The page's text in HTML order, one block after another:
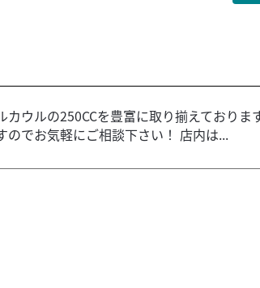
ウルの250CCを豊富に取り揃えておりま
のでお気軽にご相談下さい！ 店内は...